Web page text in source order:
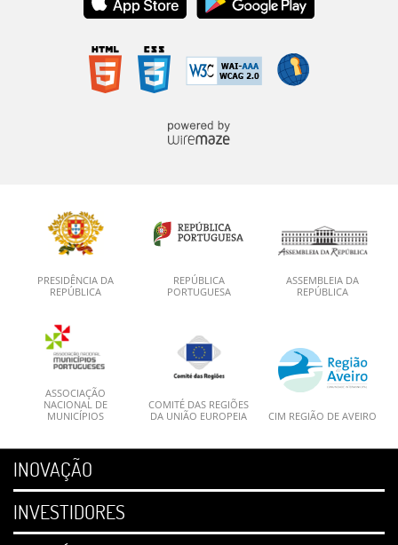
PRESIDÊNCIA DA
REPÚBLICA
REPÚBLICA
PORTUGUESA
ASSEMBLEIA DA
REPÚBLICA
ASSOCIAÇÃO
NACIONAL DE
MUNICÍPIOS
COMITÉ DAS REGIÕES
DA UNIÃO EUROPEIA
CIM REGIÃO DE AVEIRO
INOVAÇÃO
INVESTIDORES